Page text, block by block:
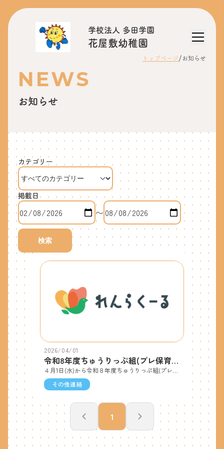
学校法人 多田学園
花屋敷幼稚園
トップページ/ お知らせ
NEWS
お知らせ
カテゴリー
掲載日
〜
検索
2026/04/01
令和8年度ちゅうりっぷ組(プレ保育)募集
その他連絡
1